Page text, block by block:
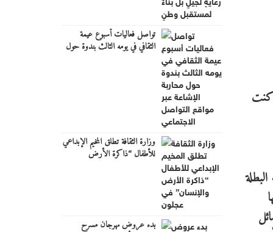
كنت
تواصل فعاليات أسبوع عيمة
الثقافي في يومه الثالث بندوة حول
وزارة الثقافة تطلق المخيم الإبداعي
للأطفال “ذاكرة الأرض
بدء عروض مهرجان مسرح